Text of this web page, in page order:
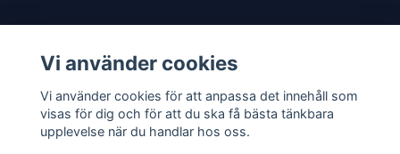
Vi använder cookies
Vi använder cookies för att anpassa det innehåll som
visas för dig och för att du ska få bästa tänkbara
upplevelse när du handlar hos oss.